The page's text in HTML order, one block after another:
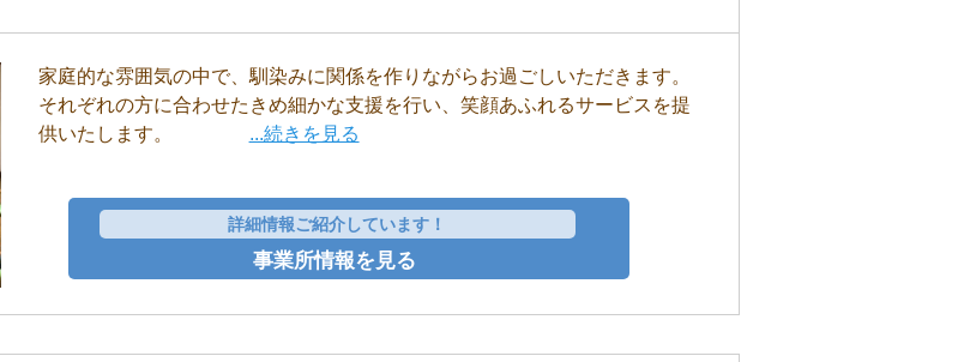
家庭的な雰囲気の中で、馴染みに関係を作りながらお過ごしいただきます。
それぞれの方に合わせたきめ細かな支援を行い、笑顔あふれるサービスを提
供いたします。 ...続きを見る
詳細情報ご紹介しています！
事業所情報を見る